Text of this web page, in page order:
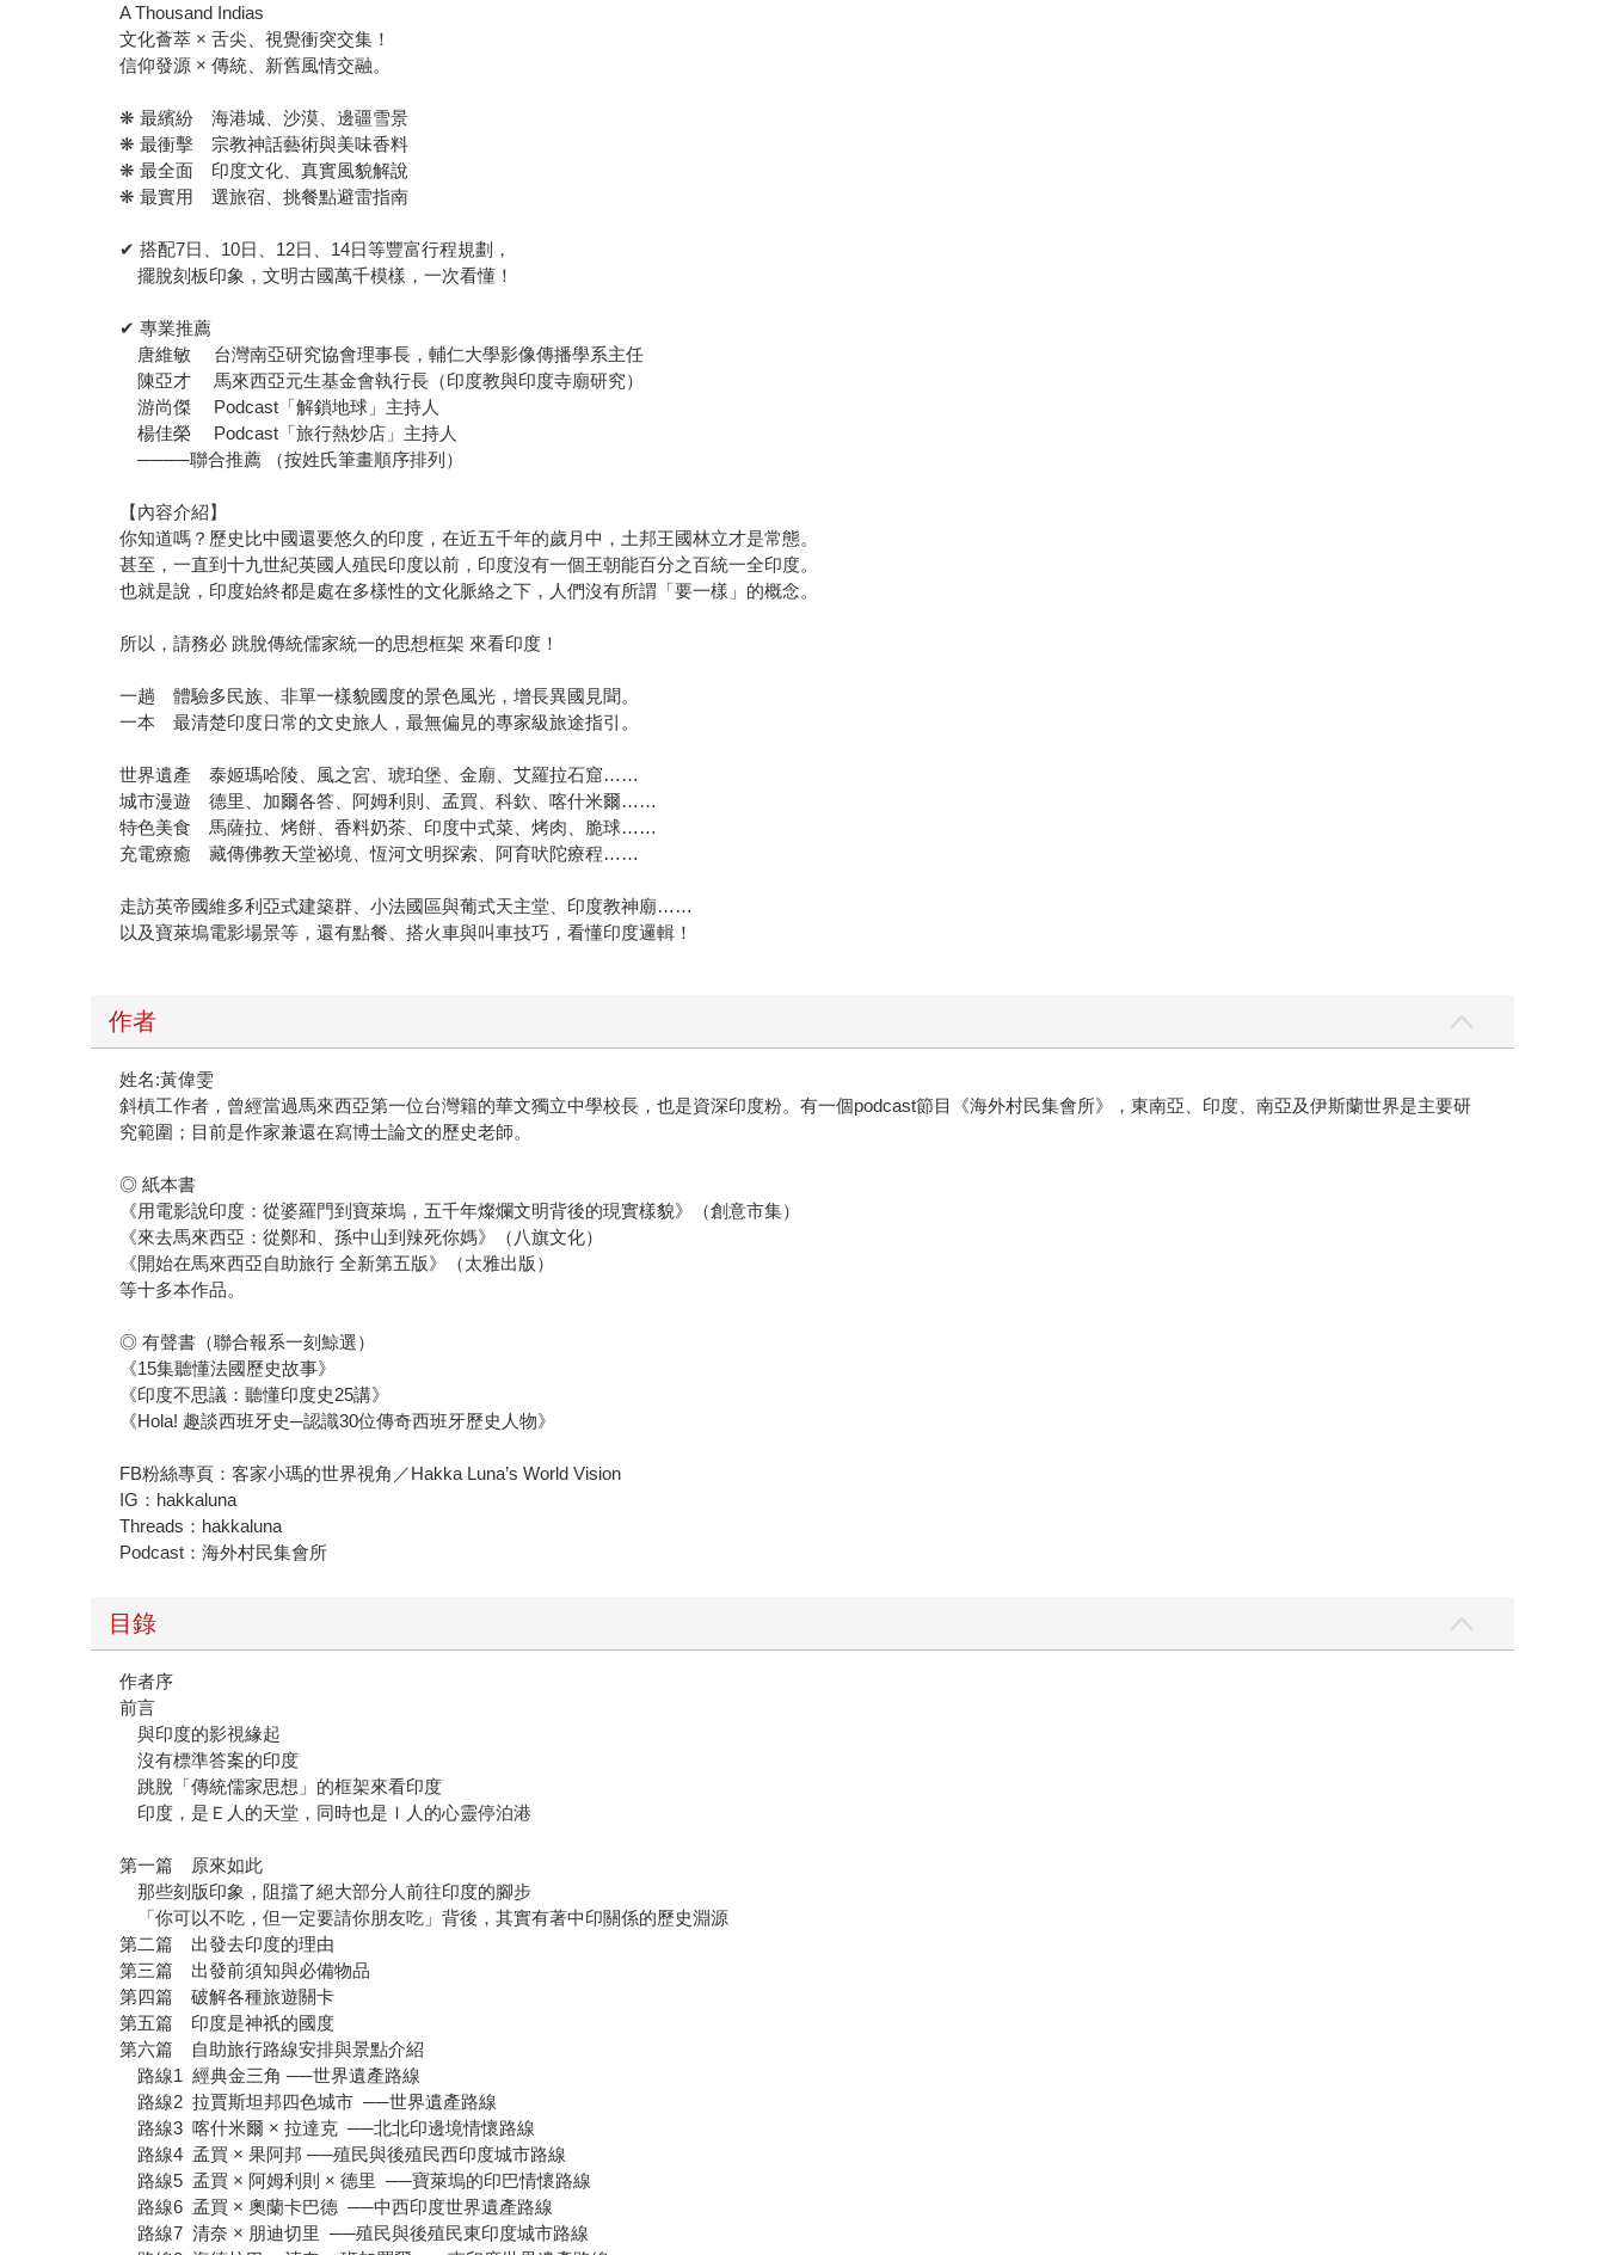
A Thousand Indias
文化薈萃 × 舌尖、視覺衝突交集！
信仰發源 × 傳統、新舊風情交融。
❋ 最繽紛 海港城、沙漠、邊疆雪景
❋ 最衝擊 宗教神話藝術與美味香料
❋ 最全面 印度文化、真實風貌解說
❋ 最實用 選旅宿、挑餐點避雷指南
✔ 搭配7日、10日、12日、14日等豐富行程規劃，
擺脫刻板印象，文明古國萬千模樣，一次看懂！
✔ 專業推薦
唐維敏 台灣南亞研究協會理事長，輔仁大學影像傳播學系主任
陳亞才 馬來西亞元生基金會執行長（印度教與印度寺廟研究）
游尚傑 Podcast「解鎖地球」主持人
楊佳榮 Podcast「旅行熱炒店」主持人
────聯合推薦 （按姓氏筆畫順序排列）
【內容介紹】
你知道嗎？歷史比中國還要悠久的印度，在近五千年的歲月中，土邦王國林立才是常態。
甚至，一直到十九世紀英國人殖民印度以前，印度沒有一個王朝能百分之百統一全印度。
也就是說，印度始終都是處在多樣性的文化脈絡之下，人們沒有所謂「要一樣」的概念。
所以，請務必 跳脫傳統儒家統一的思想框架 來看印度！
一趟 體驗多民族、非單一樣貌國度的景色風光，增長異國見聞。
一本 最清楚印度日常的文史旅人，最無偏見的專家級旅途指引。
世界遺產 泰姬瑪哈陵、風之宮、琥珀堡、金廟、艾羅拉石窟……
城市漫遊 德里、加爾各答、阿姆利則、孟買、科欽、喀什米爾……
特色美食 馬薩拉、烤餅、香料奶茶、印度中式菜、烤肉、脆球……
充電療癒 藏傳佛教天堂祕境、恆河文明探索、阿育吠陀療程……
走訪英帝國維多利亞式建築群、小法國區與葡式天主堂、印度教神廟……
以及寶萊塢電影場景等，還有點餐、搭火車與叫車技巧，看懂印度邏輯！
作者
姓名:黃偉雯
斜槓工作者，曾經當過馬來西亞第一位台灣籍的華文獨立中學校長，也是資深印度粉。有一個podcast節目《海外村民集會所》，東南亞、印度、南亞及伊斯蘭世界是主要研
究範圍；目前是作家兼還在寫博士論文的歷史老師。
◎ 紙本書
《用電影說印度：從婆羅門到寶萊塢，五千年燦爛文明背後的現實樣貌》（創意市集）
《來去馬來西亞：從鄭和、孫中山到辣死你媽》（八旗文化）
《開始在馬來西亞自助旅行 全新第五版》（太雅出版）
等十多本作品。
◎ 有聲書（聯合報系一刻鯨選）
《15集聽懂法國歷史故事》
《印度不思議：聽懂印度史25講》
《Hola! 趣談西班牙史─認識30位傳奇西班牙歷史人物》
FB粉絲專頁：客家小瑪的世界視角／Hakka Luna’s World Vision
IG：hakkaluna
Threads：hakkaluna
Podcast：海外村民集會所
目錄
作者序
前言
與印度的影視緣起
沒有標準答案的印度
跳脫「傳統儒家思想」的框架來看印度
印度，是Ｅ人的天堂，同時也是Ｉ人的心靈停泊港
第一篇 原來如此
那些刻版印象，阻擋了絕大部分人前往印度的腳步
「你可以不吃，但一定要請你朋友吃」背後，其實有著中印關係的歷史淵源
第二篇 出發去印度的理由
第三篇 出發前須知與必備物品
第四篇 破解各種旅遊關卡
第五篇 印度是神祇的國度
第六篇 自助旅行路線安排與景點介紹
路線1 經典金三角 ──世界遺產路線
路線2 拉賈斯坦邦四色城市 ──世界遺產路線
路線3 喀什米爾 × 拉達克 ──北北印邊境情懷路線
路線4 孟買 × 果阿邦 ──殖民與後殖民西印度城市路線
路線5 孟買 × 阿姆利則 × 德里 ──寶萊塢的印巴情懷路線
路線6 孟買 × 奧蘭卡巴德 ──中西印度世界遺產路線
路線7 清奈 × 朋迪切里 ──殖民與後殖民東印度城市路線